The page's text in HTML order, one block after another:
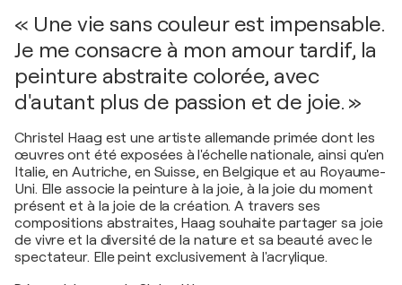
« Une vie sans couleur est impensable.
Je me consacre à mon amour tardif, la
peinture abstraite colorée, avec
d'autant plus de passion et de joie. »
Christel Haag est une artiste allemande primée dont les
œuvres ont été exposées à l'échelle nationale, ainsi qu'en
Italie, en Autriche, en Suisse, en Belgique et au Royaume-
Uni. Elle associe la peinture à la joie, à la joie du moment
présent et à la joie de la création. A travers ses
compositions abstraites, Haag souhaite partager sa joie
de vivre et la diversité de la nature et sa beauté avec le
spectateur. Elle peint exclusivement à l'acrylique.